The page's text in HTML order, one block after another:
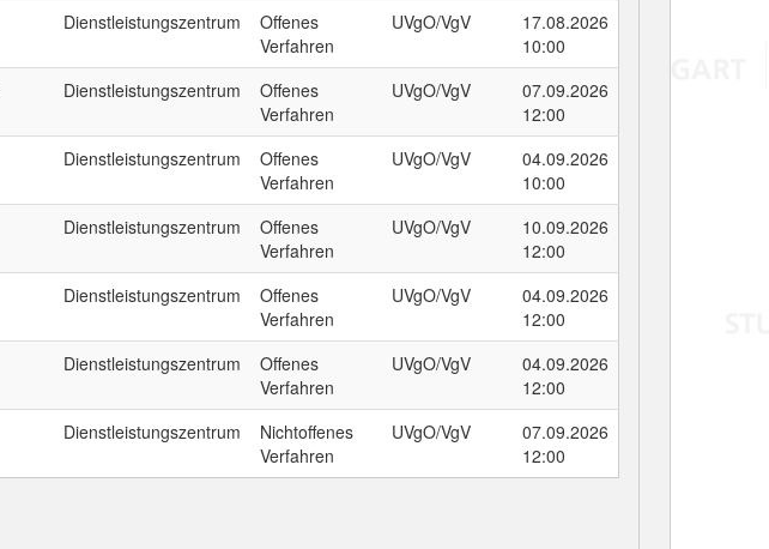
Dienstleistungszentrum
Offenes
Verfahren
UVgO/VgV
17.08.2026
10:00
Dienstleistungszentrum
Offenes
Verfahren
UVgO/VgV
07.09.2026
12:00
Dienstleistungszentrum
Offenes
Verfahren
UVgO/VgV
04.09.2026
10:00
Dienstleistungszentrum
Offenes
Verfahren
UVgO/VgV
10.09.2026
12:00
Dienstleistungszentrum
Offenes
Verfahren
UVgO/VgV
04.09.2026
12:00
Dienstleistungszentrum
Offenes
Verfahren
UVgO/VgV
04.09.2026
12:00
Dienstleistungszentrum
Nichtoffenes
Verfahren
UVgO/VgV
07.09.2026
12:00